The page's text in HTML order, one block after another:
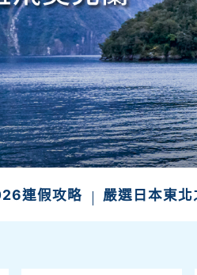
發現
連假攻略 嚴選日本東北